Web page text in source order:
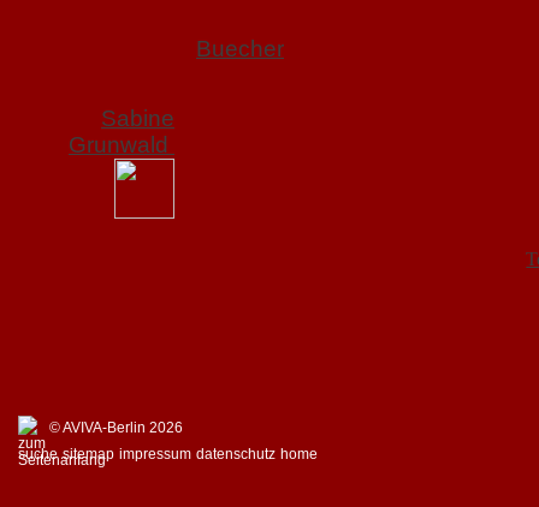
Buecher
Sabine
Grunwald
© AVIVA-Berlin 2026
suche sitemap impressum datenschutz home